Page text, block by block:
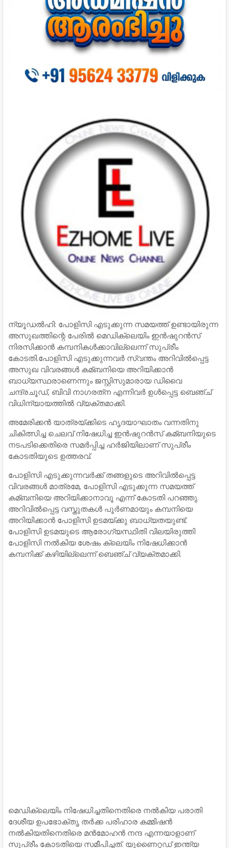
ന്യൂഡല്‍ഹി: പോളിസി എടുക്കുന്ന സമയത്ത് ഉണ്ടായിരുന്ന
അസുഖത്തിന്റെ പേരില്‍ മെഡിക്ലെയിം ഇന്‍ഷുറന്‍സ്
നിരസിക്കാന്‍ കമ്പനികൾക്കാവില്ലെന്ന് സുപ്രീം
കോടതി.പോളിസി എടുക്കുന്നവര്‍ സ്വന്തം അറിവില്‍പ്പെട്ട
അസുഖ വിവരങ്ങള്‍ കമ്ബനിയെ അറിയിക്കാന്‍
ബാധ്യസ്ഥരാണെന്നും ജസ്റ്റിസുമാരായ ഡിവൈ
ചന്ദ്രചൂഡ്, ബിവി നാഗരത്‌ന എന്നിവര്‍ ഉള്‍പ്പെട്ട ബെഞ്ച്
വിധിന്യായത്തില്‍ വ്യക്തമാക്കി.
അമേരിക്കന്‍ യാത്രയ്ക്കിടെ ഹൃദയാഘാതം വന്നതിനു
ചികിത്സിച്ച ചെലവ് നിഷേധിച്ച ഇന്‍ഷുറന്‍സ് കമ്ബനിയുടെ
നടപടിക്കെതിരെ സമര്‍പ്പിച്ച ഹര്‍ജിയിലാണ് സുപ്രീം
കോടതിയുടെ ഉത്തരവ്.
പോളിസി എടുക്കുന്നവര്‍ക്ക് തങ്ങളുടെ അറിവില്‍പ്പെട്ട
വിവരങ്ങള്‍ മാത്രമേ, പോളിസി എടുക്കുന്ന സമയത്ത്
കമ്ബനിയെ അറിയിക്കാനാവൂ എന്ന് കോടതി പറഞ്ഞു.
അറിവില്‍പ്പെട്ട വസ്തുതകള്‍ പൂര്‍ണമായും കമ്പനിയെ
അറിയിക്കാന്‍ പോളിസി ഉടമയ്ക്കു ബാധ്യതയുണ്ട്.
പോളിസി ഉടമയുടെ ആരോഗ്യസ്ഥിതി വിലയിരുത്തി
പോളിസി നല്‍കിയ ശേഷം ക്ലെയിം നിഷേധിക്കാന്‍
കമ്പനിക്ക് കഴിയില്ലെന്ന് ബെഞ്ച് വ്യക്തമാക്കി.
മെഡിക്ലെയിം നിഷേധിച്ചതിനെതിരെ നല്‍കിയ പരാതി
ദേശീയ ഉപഭോക്തൃ തര്‍ക്ക പരിഹാര കമ്മിഷന്‍
നല്‍കിയതിനെതിരെ മന്‍മോഹന്‍ നന്ദ എന്നയാളാണ്
സുപ്രീം കോടതിയെ സമീപിച്ചത്. യുണൈറ്റഡ് ഇന്ത്യ